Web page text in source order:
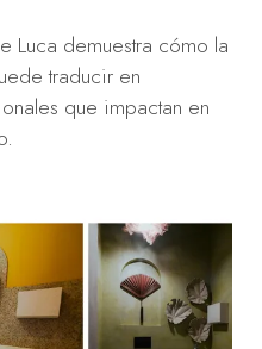
Luca demuestra cómo la
traducir en
que impactan en